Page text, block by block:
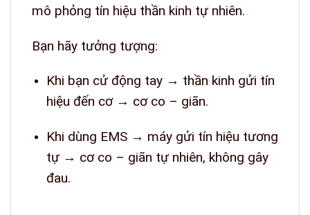
mô phỏng tín hiệu thần kinh tự nhiên.
Bạn hãy tưởng tượng:
Khi bạn cử động tay → thần kinh gửi tín
hiệu đến cơ → cơ co – giãn.
Khi dùng EMS → máy gửi tín hiệu tương
tự → cơ co – giãn tự nhiên, không gây
đau.